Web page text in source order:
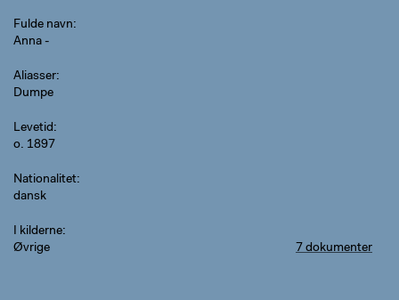
Fulde navn
Anna -
Aliasser
Dumpe
Levetid
o. 1897
Nationalitet
dansk
I kilderne
Øvrige
7 dokumenter